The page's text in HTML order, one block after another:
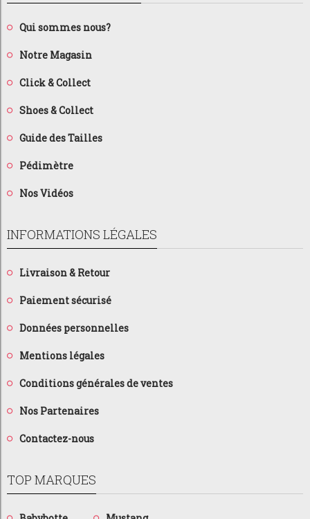
Qui sommes nous?
Notre Magasin
Click & Collect
Shoes & Collect
Guide des Tailles
Pédimètre
Nos Vidéos
INFORMATIONS LÉGALES
Livraison & Retour
Paiement sécurisé
Données personnelles
Mentions légales
Conditions générales de ventes
Nos Partenaires
Contactez-nous
TOP MARQUES